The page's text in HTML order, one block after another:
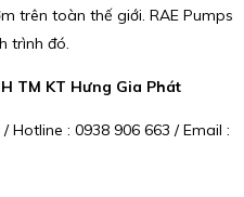
trên toàn thế giới. RAE Pumps
trình đó.
TM KT Hưng Gia Phát
Hotline : 0938 906 663 / Email :